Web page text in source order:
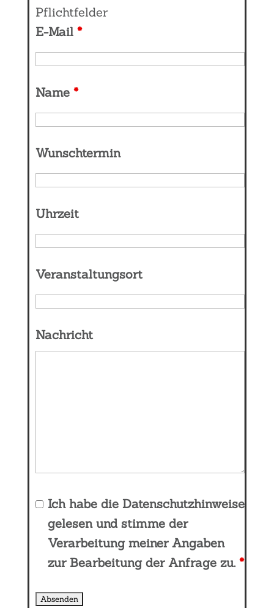
Pflichtfelder
E-Mail *
Name *
Wunschtermin
Uhrzeit
Veranstaltungsort
Nachricht
Ich habe die Datenschutzhinweise
gelesen und stimme der
Verarbeitung meiner Angaben
zur Bearbeitung der Anfrage zu. *